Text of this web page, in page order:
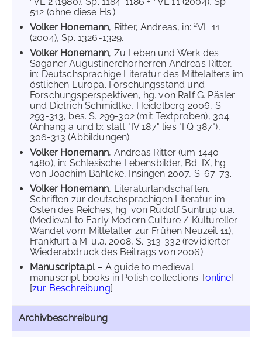
512 (ohne diese Hs.).
Volker Honemann, Ritter, Andreas, in:2VL 11
(2004), Sp. 1326-1329.
Volker Honemann, Zu Leben und Werk des
Saganer Augustinerchorherren Andreas Ritter,
in: Deutschsprachige Literatur des Mittelalters im
östlichen Europa. Forschungsstand und
Forschungsperspektiven, hg. von Ralf G. Päsler
und Dietrich Schmidtke, Heidelberg 2006, S.
293-313, bes. S. 299-302 (mit Textproben), 304
(Anhang a und b; statt "IV 187" lies "I Q 387"),
306-313 (Abbildungen).
Volker Honemann, Andreas Ritter (um 1440-
1480), in: Schlesische Lebensbilder, Bd. IX, hg.
von Joachim Bahlcke, Insingen 2007, S. 67-73.
Volker Honemann, Literaturlandschaften.
Schriften zur deutschsprachigen Literatur im
Osten des Reiches, hg. von Rudolf Suntrup u.a.
(Medieval to Early Modern Culture / Kultureller
Wandel vom Mittelalter zur Frühen Neuzeit 11),
Frankfurt a.M. u.a. 2008, S. 313-332 (revidierter
Wiederabdruck des Beitrags von 2006).
Manuscripta.pl – A guide to medieval
manuscript books in Polish collections. [online]
[zur Beschreibung]
Archivbeschreibung